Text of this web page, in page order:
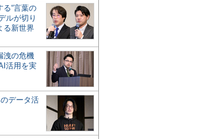
る“言葉の
ルが切り
る新世界
洩の危機
活用を実
データ活